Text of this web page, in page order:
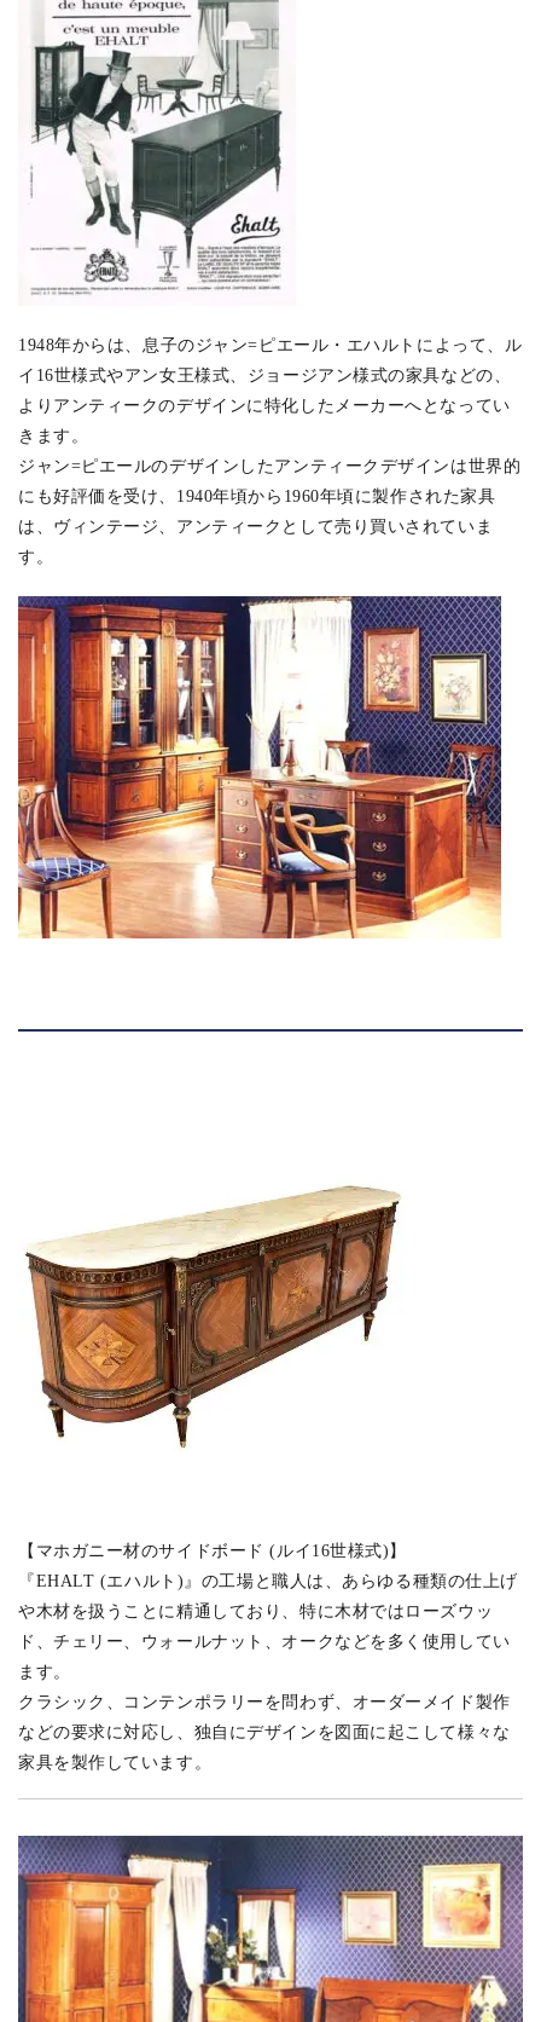
1948年からは、息子のジャン=ピエール・エハルトによって、ル
イ16世様式やアン女王様式、ジョージアン様式の家具などの、
よりアンティークのデザインに特化したメーカーへとなってい
きます。
ジャン=ピエールのデザインしたアンティークデザインは世界的
にも好評価を受け、1940年頃から1960年頃に製作された家具
は、ヴィンテージ、アンティークとして売り買いされていま
す。
【マホガニー材のサイドボード (ルイ16世様式)】
『EHALT (エハルト)』の工場と職人は、あらゆる種類の仕上げ
や木材を扱うことに精通しており、特に木材ではローズウッ
ド、チェリー、ウォールナット、オークなどを多く使用してい
ます。
クラシック、コンテンポラリーを問わず、オーダーメイド製作
などの要求に対応し、独自にデザインを図面に起こして様々な
家具を製作しています。